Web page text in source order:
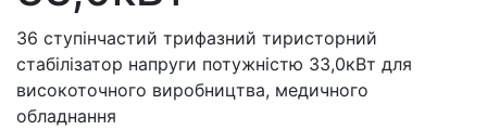
36 ступінчастий трифазний тиристорний
стабілізатор напруги потужністю 33,0кВт для
високоточного виробництва, медичного
обладнання